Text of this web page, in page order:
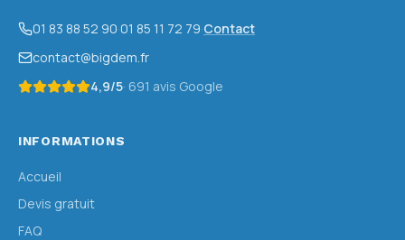
01 83 88 52 90·01 85 11 72 79·Contact
contact@bigdem.fr
4,9/5· 691 avis Google
INFORMATIONS
Accueil
Devis gratuit
FAQ